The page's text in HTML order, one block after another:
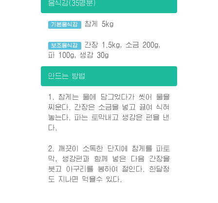
음식감(35명분)
기본음식감 참게 5kg
보조음식감
간장 1.5kg, 소금 200g,
파 100g, 생강 30g
만드는 방법
1. 참게는 물에 담그었다가 씻어 물을
찌운다. 간장은 소금을 넣고 끓여 식혀
놓는다. 파는 토막내고 생강은 편을 낸
다.
2. 깨끗이 소독한 단지에 참게를 파토
막, 생강편과 함께 넣은 다음 간장을
붓고 아구리를 봉하여 절인다. 한달정
도 지나면 먹을수 있다.